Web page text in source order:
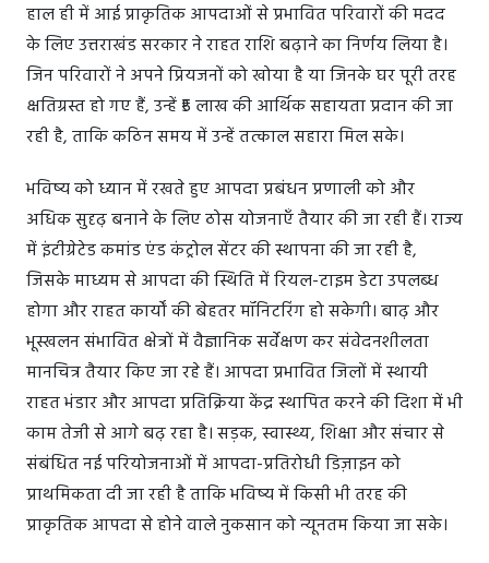
हाल ही में आई प्राकृतिक आपदाओं से प्रभावित परिवारों की मदद
के लिए उत्तराखंड सरकार ने राहत राशि बढ़ाने का निर्णय लिया है।
जिन परिवारों ने अपने प्रियजनों को खोया है या जिनके घर पूरी तरह
क्षतिग्रस्त हो गए हैं, उन्हें ₹5 लाख की आर्थिक सहायता प्रदान की जा
रही है, ताकि कठिन समय में उन्हें तत्काल सहारा मिल सके।
भविष्य को ध्यान में रखते हुए आपदा प्रबंधन प्रणाली को और
अधिक सुदृढ़ बनाने के लिए ठोस योजनाएँ तैयार की जा रही हैं। राज्य
में इंटीग्रेटेड कमांड एंड कंट्रोल सेंटर की स्थापना की जा रही है,
जिसके माध्यम से आपदा की स्थिति में रियल-टाइम डेटा उपलब्ध
होगा और राहत कार्यों की बेहतर मॉनिटरिंग हो सकेगी। बाढ़ और
भूस्खलन संभावित क्षेत्रों में वैज्ञानिक सर्वेक्षण कर संवेदनशीलता
मानचित्र तैयार किए जा रहे हैं। आपदा प्रभावित जिलों में स्थायी
राहत भंडार और आपदा प्रतिक्रिया केंद्र स्थापित करने की दिशा में भी
काम तेजी से आगे बढ़ रहा है। सड़क, स्वास्थ्य, शिक्षा और संचार से
संबंधित नई परियोजनाओं में आपदा-प्रतिरोधी डिज़ाइन को
प्राथमिकता दी जा रही है ताकि भविष्य में किसी भी तरह की
प्राकृतिक आपदा से होने वाले नुकसान को न्यूनतम किया जा सके।